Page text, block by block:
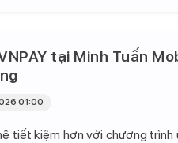
tại Minh Tuấn
tiết kiệm hơn với chương trình
01:00